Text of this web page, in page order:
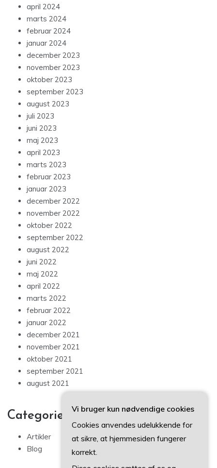
april 2024
marts 2024
februar 2024
januar 2024
december 2023
november 2023
oktober 2023
september 2023
august 2023
juli 2023
juni 2023
maj 2023
april 2023
marts 2023
februar 2023
januar 2023
december 2022
november 2022
oktober 2022
september 2022
august 2022
juni 2022
maj 2022
april 2022
marts 2022
februar 2022
januar 2022
december 2021
november 2021
oktober 2021
september 2021
august 2021
Categories
Artikler
Blog
Vi bruger kun nødvendige cookies
Cookies anvendes udelukkende for
at sikre, at hjemmesiden fungerer
korrekt.